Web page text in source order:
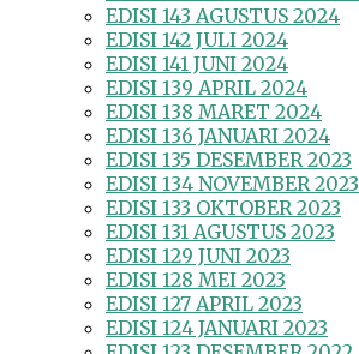
EDISI 143 AGUSTUS 2024
EDISI 142 JULI 2024
EDISI 141 JUNI 2024
EDISI 139 APRIL 2024
EDISI 138 MARET 2024
EDISI 136 JANUARI 2024
EDISI 135 DESEMBER 2023
EDISI 134 NOVEMBER 2023
EDISI 133 OKTOBER 2023
EDISI 131 AGUSTUS 2023
EDISI 129 JUNI 2023
EDISI 128 MEI 2023
EDISI 127 APRIL 2023
EDISI 124 JANUARI 2023